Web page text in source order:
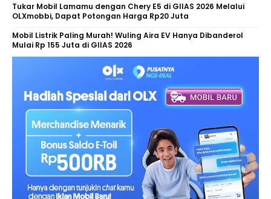
Tukar Mobil Lamamu dengan Chery E5 di GIIAS 2026 Melalui
OLXmobbi, Dapat Potongan Harga Rp20 Juta
Mobil Listrik Paling Murah! Wuling Aira EV Hanya Dibanderol
Mulai Rp 155 Juta di GIIAS 2026